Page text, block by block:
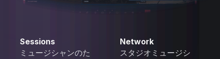
Sessions
ミュージシャンのた
Network
スタジオミュージシ